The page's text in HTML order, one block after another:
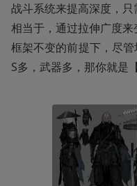
战斗系统来提高深度，
相当于，通过拉伸广度
框架不变的前提下，尽
S多，武器多，那你就是